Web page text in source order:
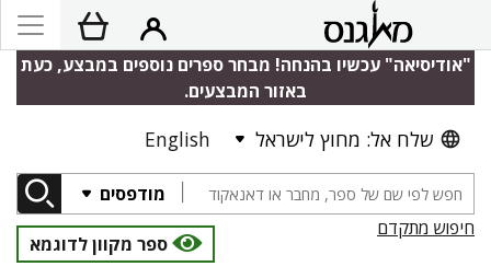
"אודיסיאה" עכשיו בהנחה! מבחר ספרים נוספים במבצע, כעת
באזור המבצעים.
שלח אל: מחוץ לישראל English
מודפסים
חיפוש מתקדם
ספר מקוון לדוגמא